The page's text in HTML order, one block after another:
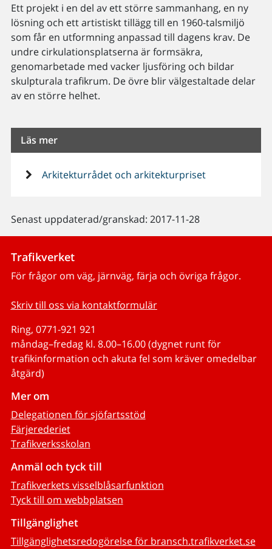
Ett projekt i en del av ett större sammanhang, en ny
lösning och ett artistiskt tillägg till en 1960-talsmiljö
som får en utformning anpassad till dagens krav. De
undre cirkulationsplatserna är formsäkra,
genomarbetade med vacker ljusföring och bildar
skulpturala trafikrum. De övre blir välgestaltade delar
av en större helhet.
Läs mer
Arkitekturrådet och arkitekturpriset
Senast uppdaterad/granskad: 2017-11-28
Trafikverket
För frågor om väg, järnväg, färja och övriga frågor.
Skriv till oss via kontaktformulär
Ring, 0771-921 921
måndag–fredag kl. 8.00–16.00 (dygnet runt för
trafikinformation och akuta fel som kräver omedelbar
åtgärd)
Mer om
Delegationen för sjöfartsstöd
Färjerederiet
Trafikverksskolan
Anmäl och tyck till
Trafikverkets visselblåsarfunktion
Tyck till om webbplatsen
Tillgänglighet
Tillgänglighetsredogörelse för bransch.trafikverket.se